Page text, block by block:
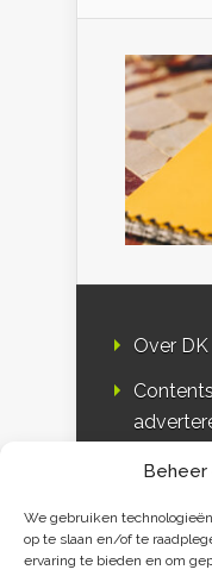
We gebruiken
op te slaan en/of te
ervaring te bieden en om
Over DK
DK &